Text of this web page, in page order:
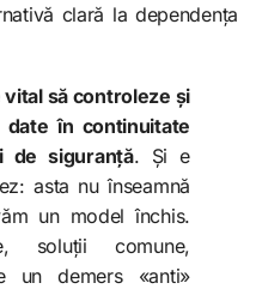
clară la dependența
vital să controleze și
în continuitate
de siguranță. Și e
asta nu înseamnă
un model închis.
soluții comune,
un demers «anti»